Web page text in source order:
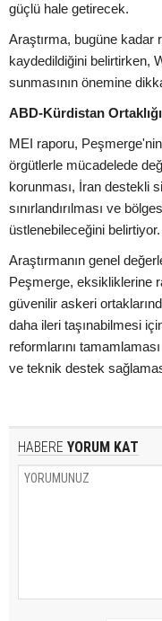
güçlü hale getirecek.
Araştırma, bugüne kadar
kaydedildiğini belirtirken,
sunmasının önemine
ABD-Kürdistan
MEI raporu,
örgütlerle mücadelede
korunması, İran destekli
sınırlandırılması ve
üstlenebileceğini belirtiyor.
Araştırmanın genel
Peşmerge, eksikliklerine
güvenilir askeri
daha ileri taşınabilmesi
reformlarını
ve teknik destek
HABERE YORUM KAT